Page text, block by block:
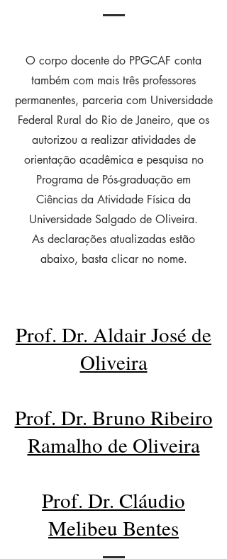
O corpo docente do PPGCAF conta
também com mais três professores
permanentes, parceria com Universidade
Federal Rural do Rio de Janeiro, que os
autorizou a realizar atividades de
orientação acadêmica e pesquisa no
Programa de Pós-graduação em
Ciências da Atividade Física da
Universidade Salgado de Oliveira.
As declarações atualizadas estão
abaixo, basta clicar no nome.
Prof. Dr. Aldair José de
Oliveira
Prof. Dr. Bruno Ribeiro
Ramalho de Oliveira
Prof. Dr. Cláudio
Melibeu Bentes